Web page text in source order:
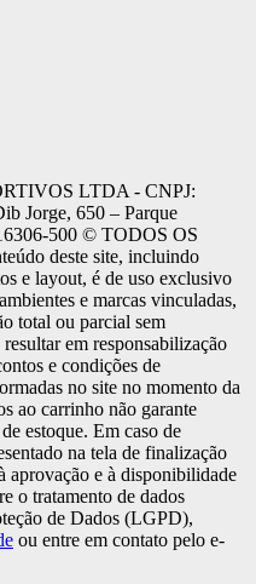
LTDA - CNPJ:
Jorge, 650 – Parque
500 ©️ TODOS OS
deste site, incluindo
e layout, é de uso exclusivo
e marcas vinculadas,
total ou parcial sem
em responsabilização
e condições de
no site no momento da
ao carrinho não garante
estoque. Em caso de
na tela de finalização
aprovação e à disponibilidade
o tratamento de dados
de Dados (LGPD),
ou entre em contato pelo e-